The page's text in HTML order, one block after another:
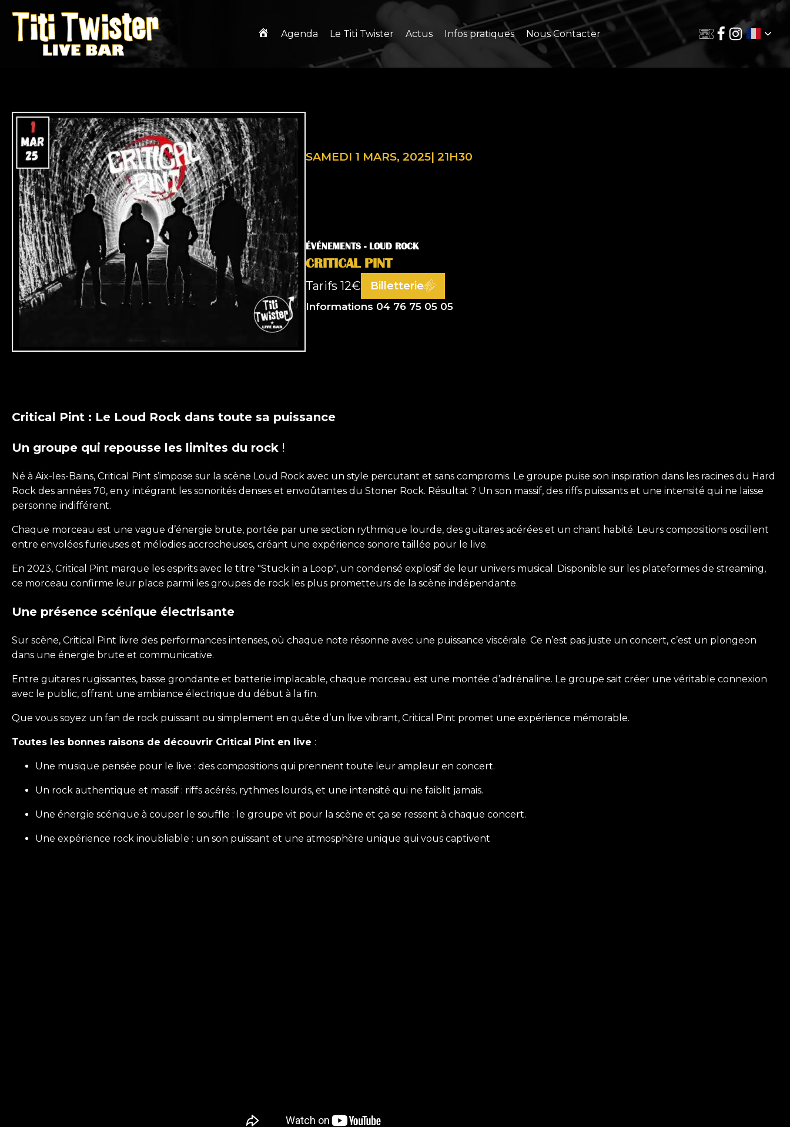
Agenda Le Titi Twister Actus Infos pratiques Nous Contacter
SAMEDI 1 MARS, 2025| 21H30
ÉVÉNEMENTS - LOUD ROCK
CRITICAL PINT
Tarifs 12€ Billetterie
Informations 04 76 75 05 05
Critical Pint : Le Loud Rock dans toute sa puissance
Un groupe qui repousse les limites du rock !
Né à Aix-les-Bains, Critical Pint s’impose sur la scène Loud Rock avec un style percutant et sans compromis. Le groupe puise son inspiration dans les racines du Hard
Rock des années 70, en y intégrant les sonorités denses et envoûtantes du Stoner Rock. Résultat ? Un son massif, des riffs puissants et une intensité qui ne laisse
personne indifférent.
Chaque morceau est une vague d’énergie brute, portée par une section rythmique lourde, des guitares acérées et un chant habité. Leurs compositions oscillent
entre envolées furieuses et mélodies accrocheuses, créant une expérience sonore taillée pour le live.
En 2023, Critical Pint marque les esprits avec le titre "Stuck in a Loop", un condensé explosif de leur univers musical. Disponible sur les plateformes de streaming,
ce morceau confirme leur place parmi les groupes de rock les plus prometteurs de la scène indépendante.
Une présence scénique électrisante
Sur scène, Critical Pint livre des performances intenses, où chaque note résonne avec une puissance viscérale. Ce n’est pas juste un concert, c’est un plongeon
dans une énergie brute et communicative.
Entre guitares rugissantes, basse grondante et batterie implacable, chaque morceau est une montée d’adrénaline. Le groupe sait créer une véritable connexion
avec le public, offrant une ambiance électrique du début à la fin.
Que vous soyez un fan de rock puissant ou simplement en quête d’un live vibrant, Critical Pint promet une expérience mémorable.
Toutes les bonnes raisons de découvrir Critical Pint en live :
Une musique pensée pour le live : des compositions qui prennent toute leur ampleur en concert.
Un rock authentique et massif : riffs acérés, rythmes lourds, et une intensité qui ne faiblit jamais.
Une énergie scénique à couper le souffle : le groupe vit pour la scène et ça se ressent à chaque concert.
Une expérience rock inoubliable : un son puissant et une atmosphère unique qui vous captivent